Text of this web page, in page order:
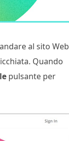
al sito Web
Quando
pulsante per